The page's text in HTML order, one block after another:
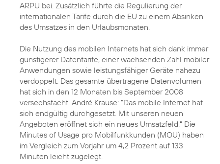
ARPU bei. Zusätzlich führte die Regulierung der
internationalen Tarife durch die EU zu einem Absinken
des Umsatzes in den Urlaubsmonaten.
Die Nutzung des mobilen Internets hat sich dank immer
günstigerer Datentarife, einer wachsenden Zahl mobiler
Anwendungen sowie leistungsfähiger Geräte nahezu
verdoppelt. Das gesamte übertragene Datenvolumen
hat sich in den 12 Monaten bis September 2008
versechsfacht. André Krause: "Das mobile Internet hat
sich endgültig durchgesetzt. Mit unseren neuen
Angeboten eröffnet sich ein neues Umsatzfeld." Die
Minutes of Usage pro Mobilfunkkunden (MOU) haben
im Vergleich zum Vorjahr um 4,2 Prozent auf 133
Minuten leicht zugelegt.